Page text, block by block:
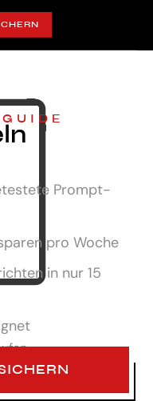
Prompt-
pro Woche
in nur 15